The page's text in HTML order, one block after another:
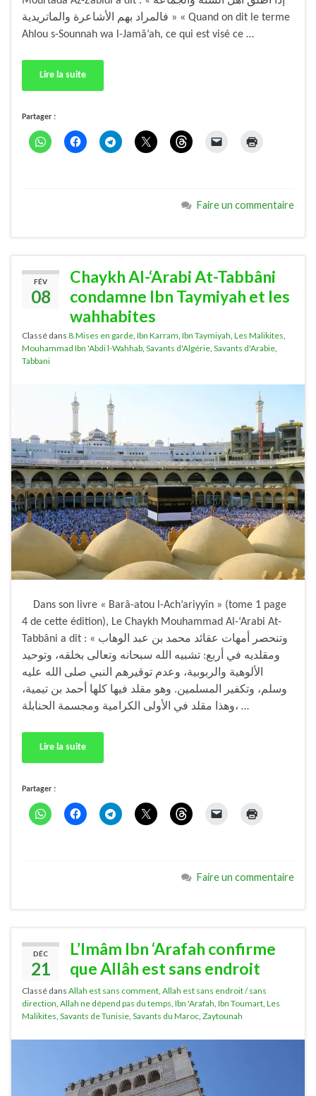
فالمراد بهم الأشاعرة والماتريدية » « Quand on dit le terme
Ahlou s-Sounnah wa l-Jamâ’ah, ce qui est visé ce …
Lire la suite
Partager :
Faire un commentaire
FÉV
08
Chaykh Al-‘Arabi At-Tabbâni
condamne Ibn Taymiyah et les
wahhabites
Classé dans 8.Mises en garde Ibn Karram Ibn Taymiyah Les Malikites
Mouhammad Ibn 'Abdi l-Wahhab Savants d'Algérie Savants d'Arabie
Tabbani
Dans son livre « Barâ-atou l-Ach’ariyyîn » (tome 1 page
4 de cette édition), Le Chaykh Mouhammad Al-‘Arabi At-
Tabbâni a dit : « وتنحصر أمهات عقائد محمد بن عبد الوهاب
ومقلديه في أربع: تشبيه الله سبحانه وتعالى بخلقه، وتوحيد
الألوهية والربوبية، وعدم توقيرهم النبي صلى الله عليه
وسلم، وتكفير المسلمين. وهو مقلد فيها كلها أحمد بن تيمية،
وهذا مقلد في الأولى الكرامية ومجسمة الحنابلة، …
Lire la suite
Partager :
Faire un commentaire
DÉC
21
L’Imâm Ibn ‘Arafah confirme
que Allâh est sans endroit
Classé dans Allah est sans comment Allah est sans endroit / sans
direction Allah ne dépend pas du temps Ibn 'Arafah Ibn Toumart Les
Malikites Savants de Tunisie Savants du Maroc Zaytounah